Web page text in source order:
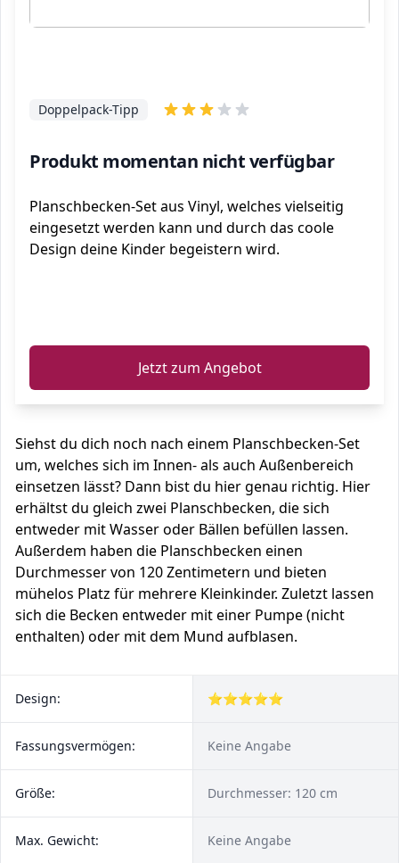
Produkt momentan nicht verfügbar
Doppelpack-Tipp
Planschbecken-Set aus Vinyl, welches vielseitig
eingesetzt werden kann und durch das coole
Design deine Kinder begeistern wird.
Jetzt zum Angebot
Siehst du dich noch nach einem Planschbecken-Set
um, welches sich im Innen- als auch Außenbereich
einsetzen lässt? Dann bist du hier genau richtig. Hier
erhältst du gleich zwei Planschbecken, die sich
entweder mit Wasser oder Bällen befüllen lassen.
Außerdem haben die Planschbecken einen
Durchmesser von 120 Zentimetern und bieten
mühelos Platz für mehrere Kleinkinder. Zuletzt lassen
sich die Becken entweder mit einer Pumpe (nicht
enthalten) oder mit dem Mund aufblasen.
Design: ⭐⭐⭐⭐⭐
Fassungsvermögen: Keine Angabe
Größe: Durchmesser: 120 cm
Max. Gewicht: Keine Angabe